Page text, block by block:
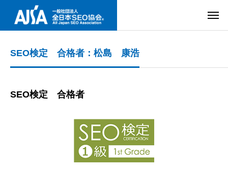
SEO検定 合格者：松島 康浩
SEO検定 合格者